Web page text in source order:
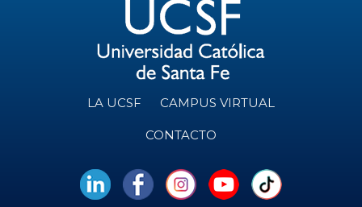
LA UCSF CAMPUS VIRTUAL
CONTACTO